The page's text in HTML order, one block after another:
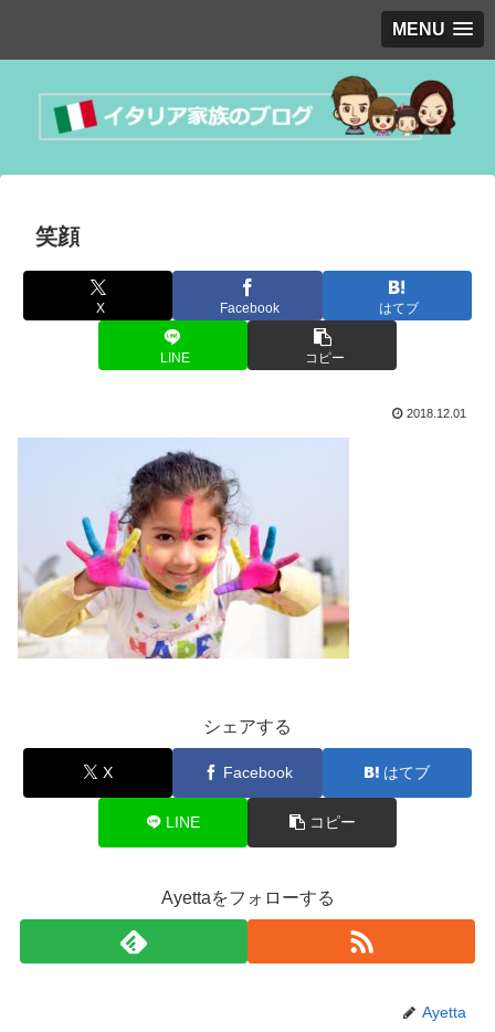
MENU
笑顔
X Facebook はてブ
LINE コピー
2018.12.01
シェアする
X Facebook はてブ
LINE コピー
Ayettaをフォローする
Ayetta